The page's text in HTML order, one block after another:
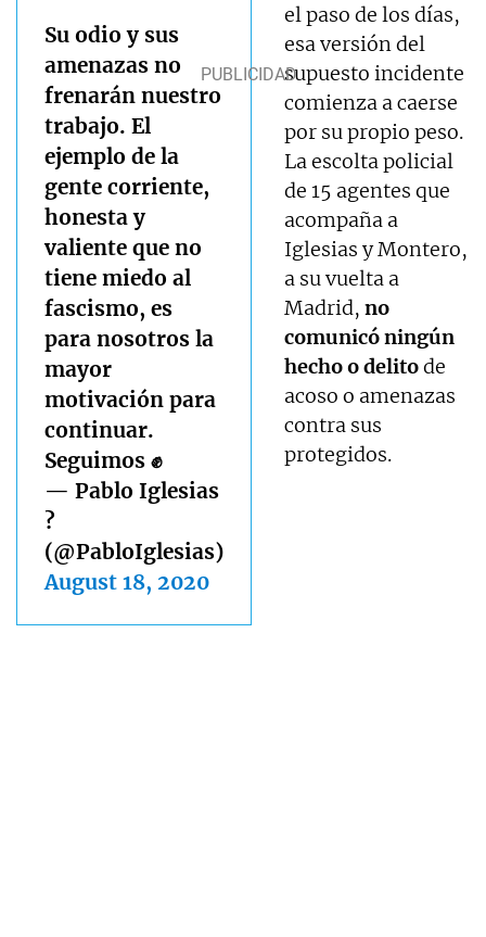
Su odio y sus
amenazas no
frenarán nuestro
trabajo. El
ejemplo de la
gente corriente,
honesta y
valiente que no
tiene miedo al
fascismo, es
para nosotros la
mayor
motivación para
continuar.
Seguimos ✊
— Pablo Iglesias
?
(@PabloIglesias)
August 18, 2020
el paso de los días,
esa versión del
supuesto incidente
comienza a caerse
por su propio peso.
La escolta policial
de 15 agentes que
acompaña a
Iglesias y Montero,
a su vuelta a
Madrid,no
comunicó ningún
hecho o delitode
acoso o amenazas
contra sus
protegidos.